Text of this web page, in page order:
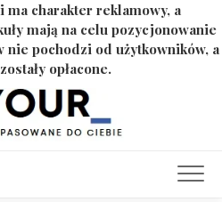
ma charakter reklamowy, a
mają na celu pozycjonowanie
nie pochodzi od użytkowników, a
opłacone.